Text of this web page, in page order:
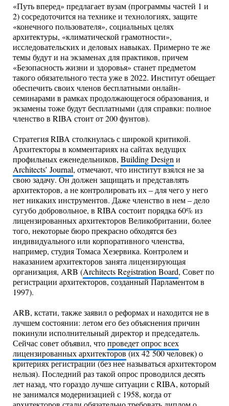
«Путь вперед» предлагает вузам (программы частей 1 и
2) сосредоточится на технике и технологиях, защите
«конечного пользователя», социальных целях
архитектуры, «климатической грамотности»,
исследовательских и деловых навыках. Примерно те же
темы будут и на экзаменах для практиков, причем
«Безопасность жизни и здоровья» станет предметом
такого обязательного теста уже в 2022. Институт обещает
обеспечить своих членов бесплатными онлайн-
семинарами в рамках продолжающегося образования, и
экзамены тоже будут бесплатными (для справки: полное
членство в RIBA стоит от 200 фунтов).
Стратегия RIBA столкнулась с широкой критикой.
Архитекторы в комментариях на сайтах ведущих
профильных еженедельников, Building Designи
Architects’ Journal, отмечают, что институт взялся не за
свою задачу. Он должен защищать и представлять
архитекторов, а не контролировать их – для чего у него
нет никаких инструментов. Даже членство в нем – дело
сугубо добровольное, в RIBA состоит порядка 60% из
лицензированных архитекторов Великобритании, более
того, некоторые бюро прекрасно обходятся без
индивидуального или корпоративного членства,
например, студия Томаса Хезервика. Контролем и
наказанием архитекторов занята лицензирующая
организация, ARB (Architects Registration Board, Совет по
регистрации архитекторов, созданный Парламентом в
1997).
ARB, кстати, также заявил о реформах и находится не в
лучшем состоянии: летом его без объяснения причин
покинули исполнительный директор и председатель.
Сейчас совет объявил, чтопроведет опрос всех
лицензированных архитекторов(их 42 500 человек) о
критериях регистрации (без нее называться архитектором
нельзя). Последний раз такой опрос проводился десять
лет назад, что гораздо лучше ситуации с RIBA, который
не занимался модернизацией с 1958, когда от